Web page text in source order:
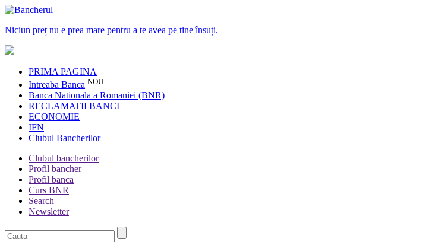
Niciun preț nu e prea mare pentru a te avea pe tine însuți.
PRIMA PAGINA
Intreaba Banca NOU
Banca Nationala a Romaniei (BNR)
RECLAMATII BANCI
ECONOMIE
IFN
Clubul Bancherilor
Clubul bancherilor
Profil bancher
Profil banca
Curs BNR
Search
Newsletter